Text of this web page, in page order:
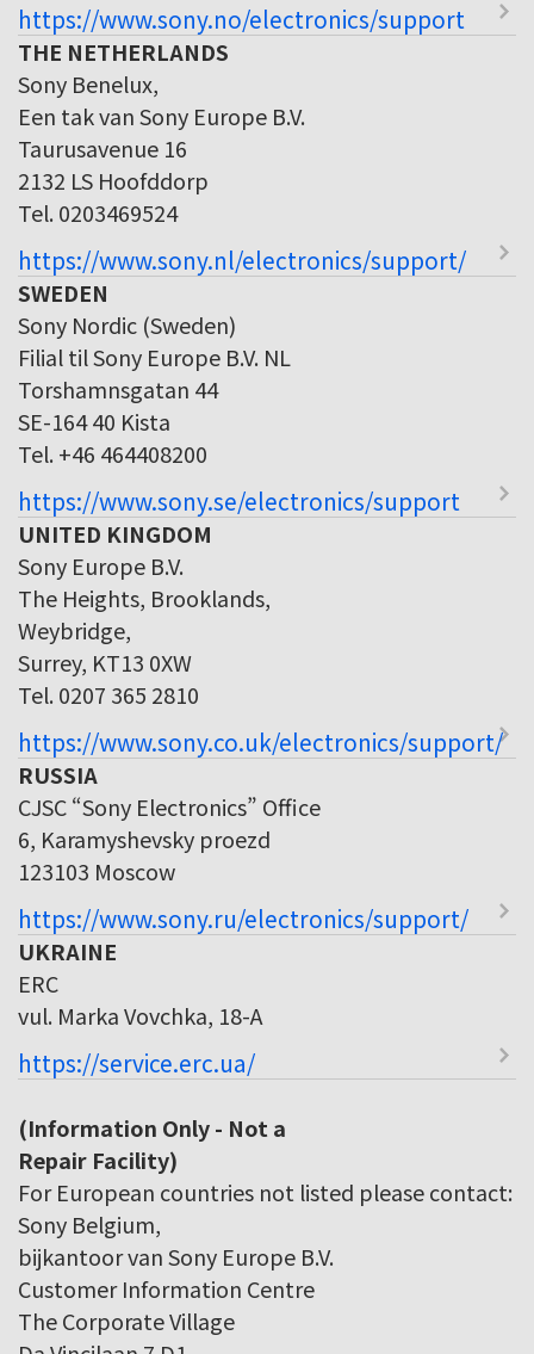
https://www.sony.no/electronics/support
THE NETHERLANDS
Sony Benelux,
Een tak van Sony Europe B.V.
Taurusavenue 16
2132 LS Hoofddorp
Tel. 0203469524
https://www.sony.nl/electronics/support/
SWEDEN
Sony Nordic (Sweden)
Filial til Sony Europe B.V. NL
Torshamnsgatan 44
SE-164 40 Kista
Tel. +46 464408200
https://www.sony.se/electronics/support
UNITED KINGDOM
Sony Europe B.V.
The Heights, Brooklands,
Weybridge,
Surrey, KT13 0XW
Tel. 0207 365 2810
https://www.sony.co.uk/electronics/support/
RUSSIA
CJSC “Sony Electronics” Office
6, Karamyshevsky proezd
123103 Moscow
https://www.sony.ru/electronics/support/
UKRAINE
ERC
vul. Marka Vovchka, 18-A
https://service.erc.ua/
(Information Only - Not a
Repair Facility)
For European countries not listed please contact:
Sony Belgium,
bijkantoor van Sony Europe B.V.
Customer Information Centre
The Corporate Village